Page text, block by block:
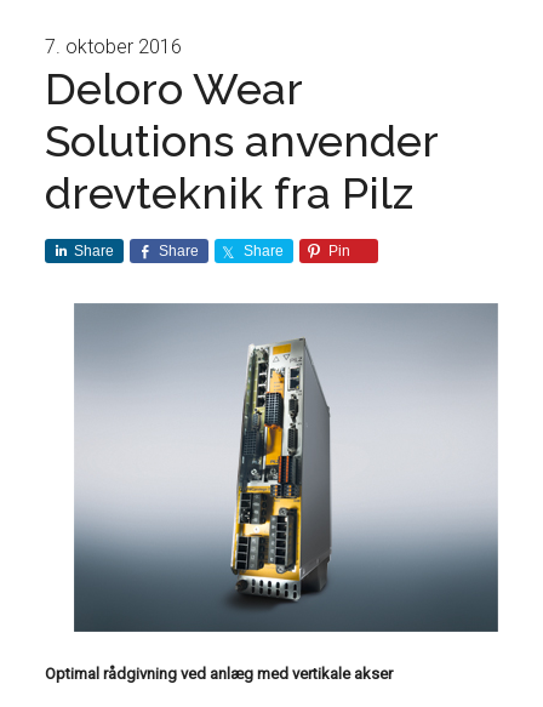
7. oktober 2016
Deloro Wear
Solutions anvender
drevteknik fra Pilz
Share Share Share Pin
Optimal rådgivning ved anlæg med vertikale akser